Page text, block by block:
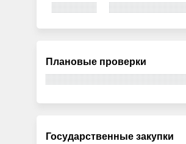
Плановые проверки
Государственные закупки